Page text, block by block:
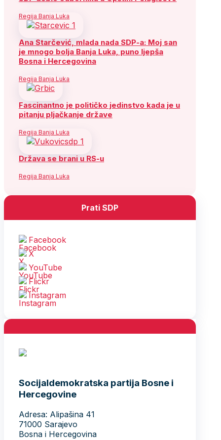
Regija Banja Luka
Ana Starčević, mlada nada SDP-a: Moj san
je mnogo bolja Banja Luka, puno ljepša
Bosna i Hercegovina
Regija Banja Luka
Fascinantno je političko jedinstvo kada je u
pitanju pljačkanje države
Regija Banja Luka
Država se brani u RS-u
Regija Banja Luka
Prati SDP
Facebook
X
YouTube
Flickr
Instagram
Socijaldemokratska partija Bosne i
Hercegovine
Adresa: Alipašina 41
71000 Sarajevo
Bosna i Hercegovina